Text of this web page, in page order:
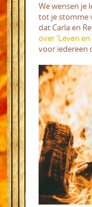
We wensen je
tot je stomme
dat Carla en
over 'Leven
voor iedereen